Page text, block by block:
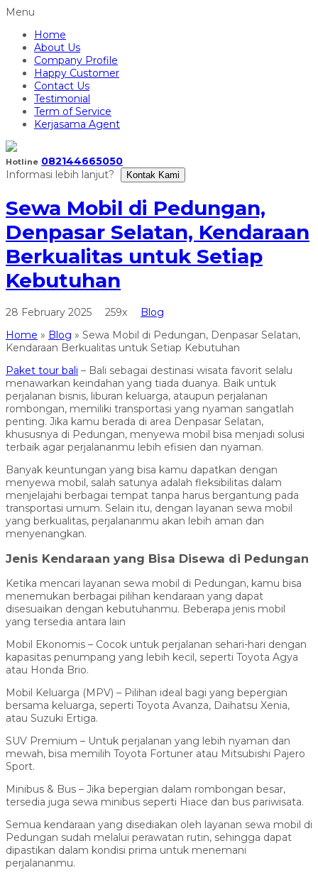
Menu
Home
About Us
Company Profile
Happy Customer
Contact Us
Testimonial
Term of Service
Kerjasama Agent
Hotline 082144665050
Informasi lebih lanjut?
Kontak Kami
Sewa Mobil di Pedungan,
Denpasar Selatan, Kendaraan
Berkualitas untuk Setiap
Kebutuhan
28 February 2025 259x
Blog
Home » Blog » Sewa Mobil di Pedungan, Denpasar Selatan,
Kendaraan Berkualitas untuk Setiap Kebutuhan
Paket tour bali – Bali sebagai destinasi wisata favorit selalu
menawarkan keindahan yang tiada duanya. Baik untuk
perjalanan bisnis, liburan keluarga, ataupun perjalanan
rombongan, memiliki transportasi yang nyaman sangatlah
penting. Jika kamu berada di area Denpasar Selatan,
khususnya di Pedungan, menyewa mobil bisa menjadi solusi
terbaik agar perjalananmu lebih efisien dan nyaman.
Banyak keuntungan yang bisa kamu dapatkan dengan
menyewa mobil, salah satunya adalah fleksibilitas dalam
menjelajahi berbagai tempat tanpa harus bergantung pada
transportasi umum. Selain itu, dengan layanan sewa mobil
yang berkualitas, perjalananmu akan lebih aman dan
menyenangkan.
Jenis Kendaraan yang Bisa Disewa di Pedungan
Ketika mencari layanan sewa mobil di Pedungan, kamu bisa
menemukan berbagai pilihan kendaraan yang dapat
disesuaikan dengan kebutuhanmu. Beberapa jenis mobil
yang tersedia antara lain
Mobil Ekonomis – Cocok untuk perjalanan sehari-hari dengan
kapasitas penumpang yang lebih kecil, seperti Toyota Agya
atau Honda Brio.
Mobil Keluarga (MPV) – Pilihan ideal bagi yang bepergian
bersama keluarga, seperti Toyota Avanza, Daihatsu Xenia,
atau Suzuki Ertiga.
SUV Premium – Untuk perjalanan yang lebih nyaman dan
mewah, bisa memilih Toyota Fortuner atau Mitsubishi Pajero
Sport.
Minibus & Bus – Jika bepergian dalam rombongan besar,
tersedia juga sewa minibus seperti Hiace dan bus pariwisata.
Semua kendaraan yang disediakan oleh layanan sewa mobil di
Pedungan sudah melalui perawatan rutin, sehingga dapat
dipastikan dalam kondisi prima untuk menemani
perjalananmu.